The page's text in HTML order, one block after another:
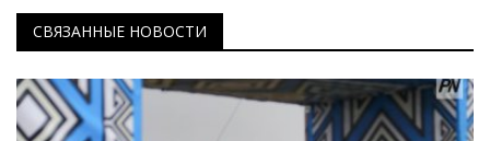
СВЯЗАННЫЕ НОВОСТИ